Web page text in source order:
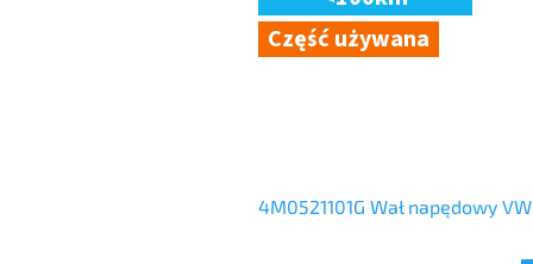
Część używana
4M0521101G Wał napędowy VW